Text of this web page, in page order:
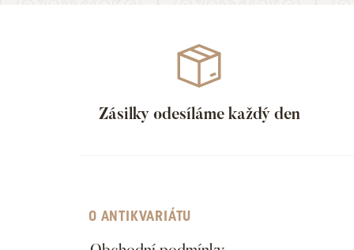
Zásilky odesíláme každý den
O ANTIKVARIÁTU